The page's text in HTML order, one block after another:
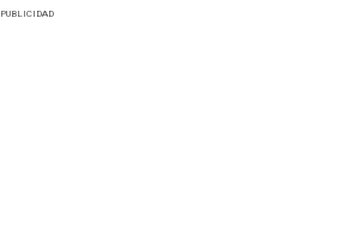
PUBLICIDAD